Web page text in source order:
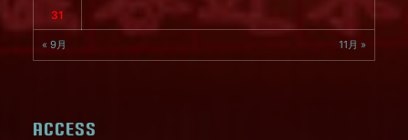
31
« 9月 11月 »
ACCESS